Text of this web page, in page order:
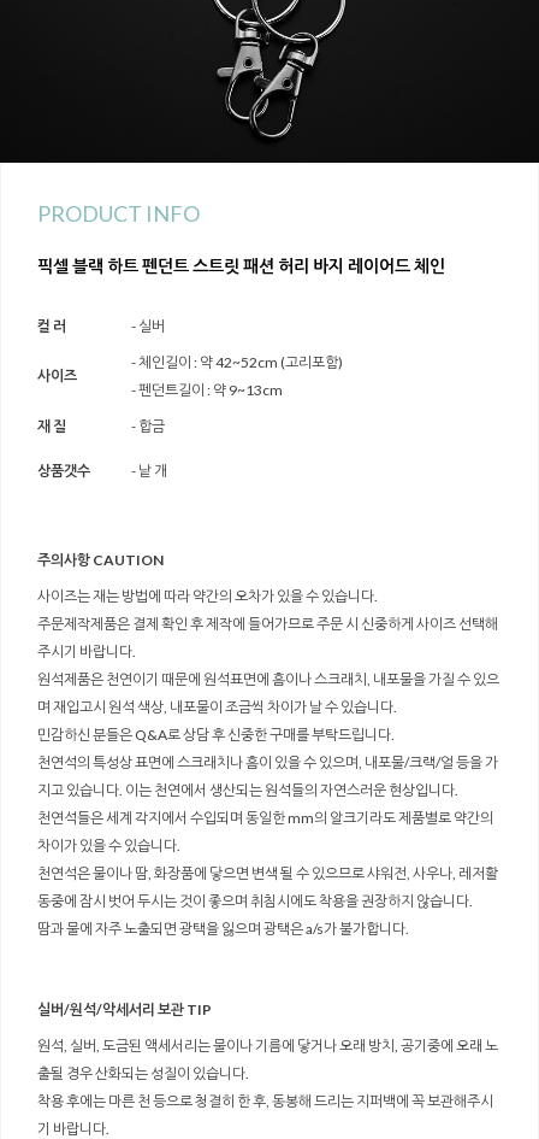
PRODUCT INFO
픽셀 블랙 하트 펜던트 스트릿 패션 허리 바지 레이어드 체인
컬 러 - 실버
사이즈
- 체인길이 : 약 42~52cm (고리포함)
- 펜던트길이 : 약 9~13cm
재 질
- 합금
상품갯수 - 낱 개
주의사항 CAUTION
사이즈는 재는 방법에 따라 약간의 오차가 있을 수 있습니다.
주문제작제품은 결제 확인 후 제작에 들어가므로 주문 시 신중하게 사이즈 선택해
주시기 바랍니다.
원석제품은 천연이기 때문에 원석표면에 흠이나 스크래치, 내포물을 가질 수 있으
며 재입고시 원석 색상, 내포물이 조금씩 차이가 날 수 있습니다.
민감하신 분들은 Q&A로 상담 후 신중한 구매를 부탁드립니다.
천연석의 특성상 표면에 스크래치나 흠이 있을 수 있으며, 내포물/크랙/얼 등을 가
지고 있습니다. 이는 천연에서 생산되는 원석들의 자연스러운 현상입니다.
천연석들은 세계 각지에서 수입되며 동일한 mm의 알크기라도 제품별로 약간의
차이가 있을 수 있습니다.
천연석은 물이나 땀, 화장품에 닿으면 변색 될 수 있으므로 샤워전, 사우나, 레저활
동중에 잠시 벗어 두시는 것이 좋으며 취침시에도 착용을 권장하지 않습니다.
땀과 물에 자주 노출되면 광택을 잃으며 광택은 a/s가 불가합니다.
실버/원석/악세서리 보관 TIP
원석, 실버, 도금된 액세서리는 물이나 기름에 닿거나 오래 방치, 공기중에 오래 노
출될 경우 산화되는 성질이 있습니다.
착용 후에는 마른 천 등으로 청결히 한 후, 동봉해 드리는 지퍼백에 꼭 보관해주시
기 바랍니다.